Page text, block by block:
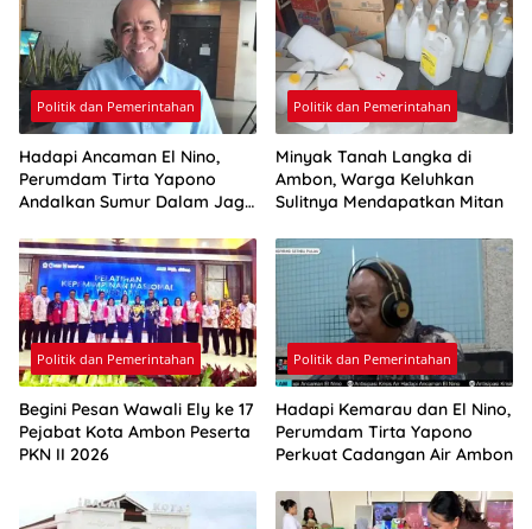
Politik dan Pemerintahan
Hadapi Ancaman El Nino,
Perumdam Tirta Yapono
Andalkan Sumur Dalam Jaga
Politik dan Pemerintahan
Minyak Tanah Langka di
Ambon, Warga Keluhkan
Sulitnya Mendapatkan Mitan
Politik dan Pemerintahan
Begini Pesan Wawali Ely ke 17
Pejabat Kota Ambon Peserta
PKN II 2026
Politik dan Pemerintahan
Hadapi Kemarau dan El Nino,
Perumdam Tirta Yapono
Perkuat Cadangan Air Ambon